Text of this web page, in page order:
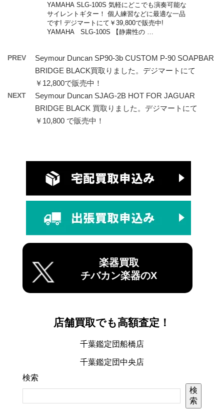
YAMAHA SLG-100S 気軽にどこでも演奏可能な
サイレントギター！ 個人練習などに最適な一品
です! デジマートにて￥39,800で販売中!
YAMAHA SLG-100S 【静粛性の …
PREV
Seymour Duncan SP90-3b CUSTOM P-90 SOAPBAR
BRIDGE BLACK買取りました。デジマートにて
￥12,800で販売中！
NEXT
Seymour Duncan SJAG-2B HOT FOR JAGUAR
BRIDGE BLACK 買取りました。デジマートにて
￥10,800 で販売中！
楽器買取
チバカン楽器のX
店舗買取でも高額査定！
千葉鑑定団船橋店
千葉鑑定団中央店
検索
検
索